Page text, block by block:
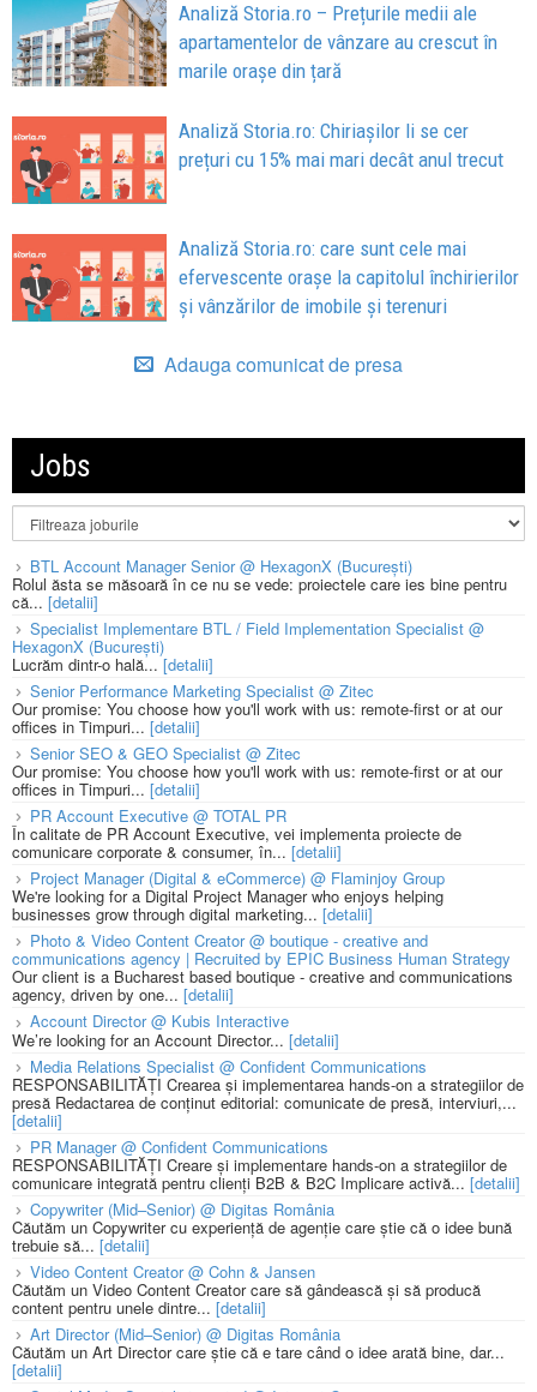
Analiză Storia.ro – Prețurile medii ale
apartamentelor de vânzare au crescut în
marile orașe din țară
Analiză Storia.ro: Chiriașilor li se cer
prețuri cu 15% mai mari decât anul trecut
Analiză Storia.ro: care sunt cele mai
efervescente orașe la capitolul închirierilor
și vânzărilor de imobile și terenuri
Adauga comunicat de presa
Jobs
BTL Account Manager Senior @ HexagonX (București)
Rolul ăsta se măsoară în ce nu se vede: proiectele care ies bine pentru
că... [detalii]
Specialist Implementare BTL / Field Implementation Specialist @
HexagonX (București)
Lucrăm dintr-o hală...[detalii]
Senior Performance Marketing Specialist @ Zitec
Our promise: You choose how you'll work with us: remote-first or at our
offices in Timpuri... [detalii]
Senior SEO & GEO Specialist @ Zitec
Our promise: You choose how you'll work with us: remote-first or at our
offices in Timpuri... [detalii]
PR Account Executive @ TOTAL PR
În calitate de PR Account Executive, vei implementa proiecte de
comunicare corporate & consumer, în... [detalii]
Project Manager (Digital & eCommerce) @ Flaminjoy Group
We're looking for a Digital Project Manager who enjoys helping
businesses grow through digital marketing... [detalii]
Photo & Video Content Creator @ boutique - creative and
communications agency | Recruited by EPIC Business Human Strategy
Our client is a Bucharest based boutique - creative and communications
agency, driven by one... [detalii]
Account Director @ Kubis Interactive
We’re looking for an Account Director... [detalii]
Media Relations Specialist @ Confident Communications
RESPONSABILITĂȚI Crearea și implementarea hands-on a strategiilor de
presă Redactarea de conținut editorial: comunicate de presă, interviuri,...
[detalii]
PR Manager @ Confident Communications
RESPONSABILITĂȚI Creare și implementare hands-on a strategiilor de
comunicare integrată pentru clienți B2B & B2C Implicare activă... [detalii]
Copywriter (Mid–Senior) @ Digitas România
Căutăm un Copywriter cu experiență de agenție care știe că o idee bună
trebuie să... [detalii]
Video Content Creator @ Cohn & Jansen
Căutăm un Video Content Creator care să gândească și să producă
content pentru unele dintre... [detalii]
Art Director (Mid–Senior) @ Digitas România
Căutăm un Art Director care știe că e tare când o idee arată bine, dar...
[detalii]